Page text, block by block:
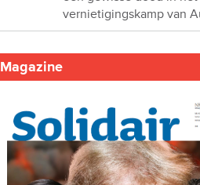
vernietigingskamp van
Magazine